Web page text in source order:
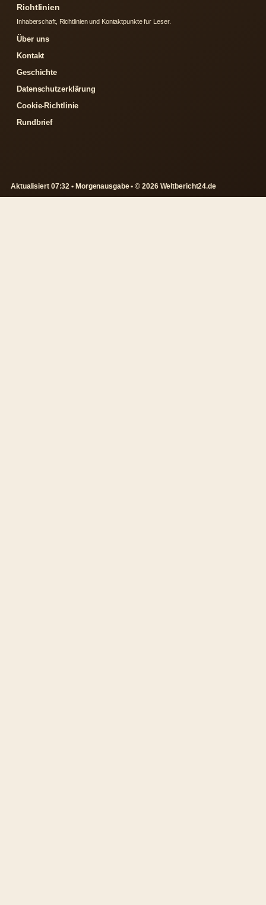
Richtlinien
Inhaberschaft, Richtlinien und Kontaktpunkte fur Leser.
Über uns
Kontakt
Geschichte
Datenschutzerklärung
Cookie-Richtlinie
Rundbrief
Aktualisiert 07:32 • Morgenausgabe • © 2026 Weltbericht24.de